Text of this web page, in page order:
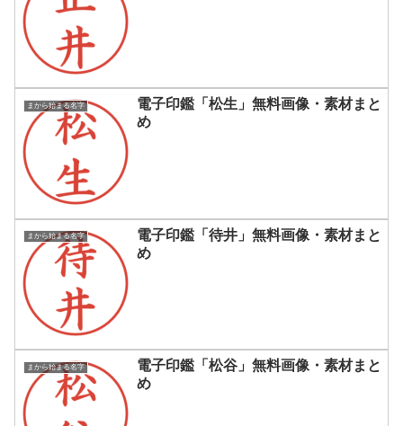
まから始まる名字
電子印鑑「松生」無料画像・素材まと
め
まから始まる名字
電子印鑑「待井」無料画像・素材まと
め
まから始まる名字
電子印鑑「松谷」無料画像・素材まと
め